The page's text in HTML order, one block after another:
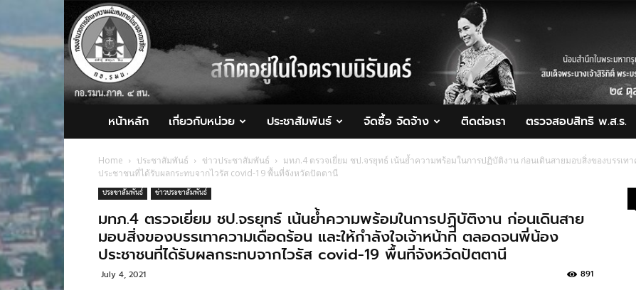
กอ.รมน.ภาค
4
สน.
หน้าหลัก เกี่ยวกับหน่วย ประชาสัมพันธ์ จัดซื้อ จัดจ้าง ติดต่อเรา ตรวจสอบสิทธิ พ.ส.ร.
Home ประชาสัมพันธ์ ข่าวประชาสัมพันธ์
มทภ.4 ตรวจเยี่ยม ชป.จรยุทธ์ เน้นย้ำความพร้อมในการปฏิบัติงาน ก่อนเดินสายมอบสิ่งของบรรเท
ประชาชนที่ได้รับผลกระทบจากไวรัส covid-19 พื้นที่จังหวัดปัตตานี
ประชาสัมพันธ์ ข่าวประชาสัมพันธ์
มทภ.4 ตรวจเยี่ยม ชป.จรยุทธ์ เน้นย้ำความพร้อมในการปฏิบัติงาน ก่อนเดินสาย
มอบสิ่งของบรรเทาความเดือดร้อน และให้กำลังใจเจ้าหน้าที่ ตลอดจนพี่น้อง
ประชาชนที่ได้รับผลกระทบจากไวรัส covid-19 พื้นที่จังหวัดปัตตานี
July 4, 2021 891